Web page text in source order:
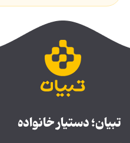
تبیان؛ دستیار خانواده